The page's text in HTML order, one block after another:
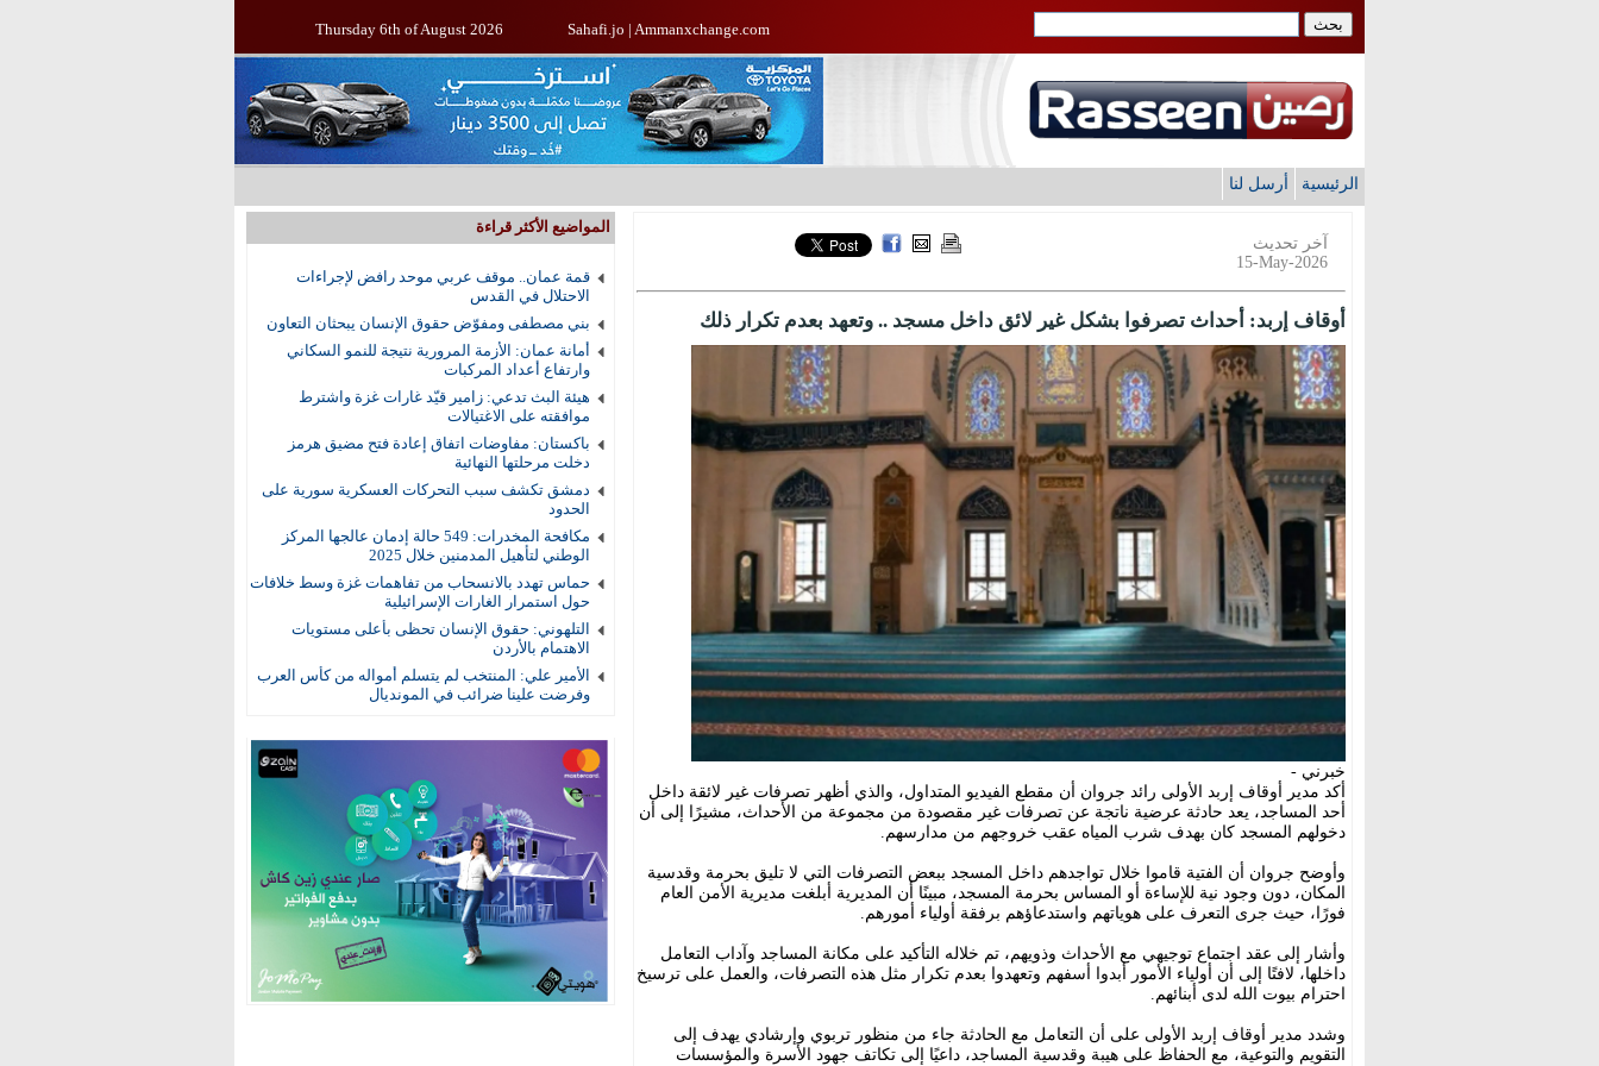
Thursday 6th of August 2026 Sahafi.jo | Ammanxchange.com
الرئيسية أرسل لنا
المواضيع الأكثر قراءة
قمة عمان.. موقف عربي موحد رافض لإجراءات
الاحتلال في القدس
بني مصطفى ومفوّض حقوق الإنسان يبحثان التعاون
أمانة عمان: الأزمة المرورية نتيجة للنمو السكاني
وارتفاع أعداد المركبات
هيئة البث تدعي: زامير قيّد غارات غزة واشترط
موافقته على الاغتيالات
باكستان: مفاوضات اتفاق إعادة فتح مضيق هرمز
دخلت مرحلتها النهائية
دمشق تكشف سبب التحركات العسكرية سورية على
الحدود
مكافحة المخدرات: 549 حالة إدمان عالجها المركز
الوطني لتأهيل المدمنين خلال 2025
حماس تهدد بالانسحاب من تفاهمات غزة وسط خلافات
حول استمرار الغارات الإسرائيلية
التلهوني: حقوق الإنسان تحظى بأعلى مستويات
الاهتمام بالأردن
الأمير علي: المنتخب لم يتسلم أمواله من كأس العرب
وفرضت علينا ضرائب في المونديال
آخر تحديث
15-May-2026
أوقاف إربد: أحداث تصرفوا بشكل غير لائق داخل مسجد .. وتعهد بعدم تكرار ذلك
خبرني -
أكد مدير أوقاف إربد الأولى رائد جروان أن مقطع الفيديو المتداول، والذي أظهر تصرفات غير لائقة داخل
أحد المساجد، يعد حادثة عرضية ناتجة عن تصرفات غير مقصودة من مجموعة من الأحداث، مشيرًا إلى أن
دخولهم المسجد كان بهدف شرب المياه عقب خروجهم من مدارسهم.
وأوضح جروان أن الفتية قاموا خلال تواجدهم داخل المسجد ببعض التصرفات التي لا تليق بحرمة وقدسية
المكان، دون وجود نية للإساءة أو المساس بحرمة المسجد، مبينًا أن المديرية أبلغت مديرية الأمن العام
فورًا، حيث جرى التعرف على هوياتهم واستدعاؤهم برفقة أولياء أمورهم.
وأشار إلى عقد اجتماع توجيهي مع الأحداث وذويهم، تم خلاله التأكيد على مكانة المساجد وآداب التعامل
داخلها، لافتًا إلى أن أولياء الأمور أبدوا أسفهم وتعهدوا بعدم تكرار مثل هذه التصرفات، والعمل على ترسيخ
احترام بيوت الله لدى أبنائهم.
وشدد مدير أوقاف إربد الأولى على أن التعامل مع الحادثة جاء من منظور تربوي وإرشادي يهدف إلى
التقويم والتوعية، مع الحفاظ على هيبة وقدسية المساجد، داعيًا إلى تكاتف جهود الأسرة والمؤسسات